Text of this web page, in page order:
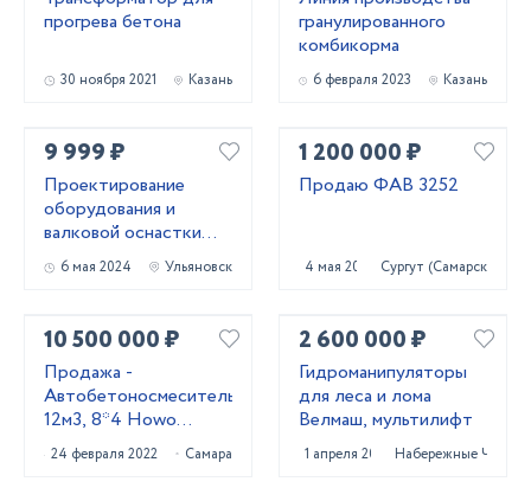
прогрева бетона
30 ноября 2021 Казань
гранулированного
комбикорма
6 февраля 2023 Казань
9 999 ₽
Проектирование
оборудования и
валковой оснастки
для профилирования
металла
6 мая 2024 Ульяновск
1 200 000 ₽
Продаю ФАВ 3252
4 мая 2023 Сургут (Самарская
10 500 000 ₽
Продажа -
Автобетоносмеситель
12м3, 8*4 Howo
HW76
24 февраля 2022 Самара
2 600 000 ₽
Гидроманипуляторы
для леса и лома
Велмаш, мультилифт
1 апреля 2025 Набережные Челны